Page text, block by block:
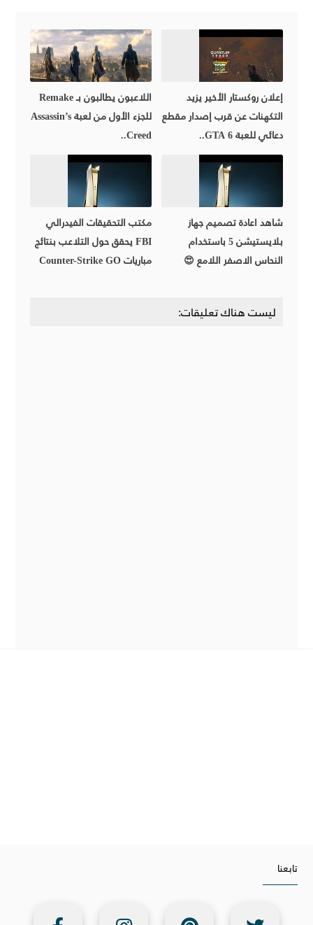
اللاعبون يطالبون بـ Remake
للجزء الأول من لعبة Assassin’s
Creed..
إعلان روكستار الأخير يزيد
التكهنات عن قرب إصدار مقطع
دعائي للعبة GTA 6..
مكتب التحقيقات الفيدرالي
FBI يحقق حول التلاعب بنتائج
مباريات Counter-Strike GO
شاهد اعادة تصميم جهاز
بلايستيشن 5 باستخدام
النحاس الاصفر اللامع 😍
ليست هناك تعليقات:
تابعنا